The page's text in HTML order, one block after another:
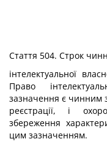
Стаття 504. Строк
інтелектуальної
Право
зазначення є чинним
реєстрації, і
збереження
цим зазначенням.